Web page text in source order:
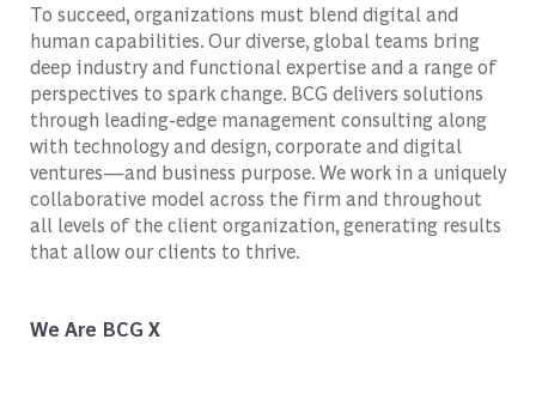
To succeed, organizations must blend digital and
human capabilities. Our diverse, global teams bring
deep industry and functional expertise and a range of
perspectives to spark change. BCG delivers solutions
through leading-edge management consulting along
with technology and design, corporate and digital
ventures—and business purpose. We work in a uniquely
collaborative model across the firm and throughout
all levels of the client organization, generating results
that allow our clients to thrive.
We Are BCG X